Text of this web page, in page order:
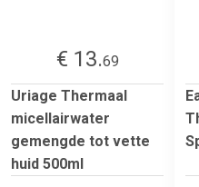
€ 13.69
Uriage Thermaal
micellairwater
gemengde tot vette
huid 500ml